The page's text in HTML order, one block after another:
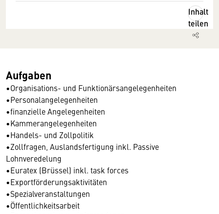
Inhalt
teilen
Aufgaben
•Organisations- und Funktionärsangelegenheiten
•Personalangelegenheiten
•finanzielle Angelegenheiten
•Kammerangelegenheiten
•Handels- und Zollpolitik
•Zollfragen, Auslandsfertigung inkl. Passive
Lohnveredelung
•Euratex (Brüssel) inkl. task forces
•Exportförderungsaktivitäten
•Spezialveranstaltungen
•Öffentlichkeitsarbeit